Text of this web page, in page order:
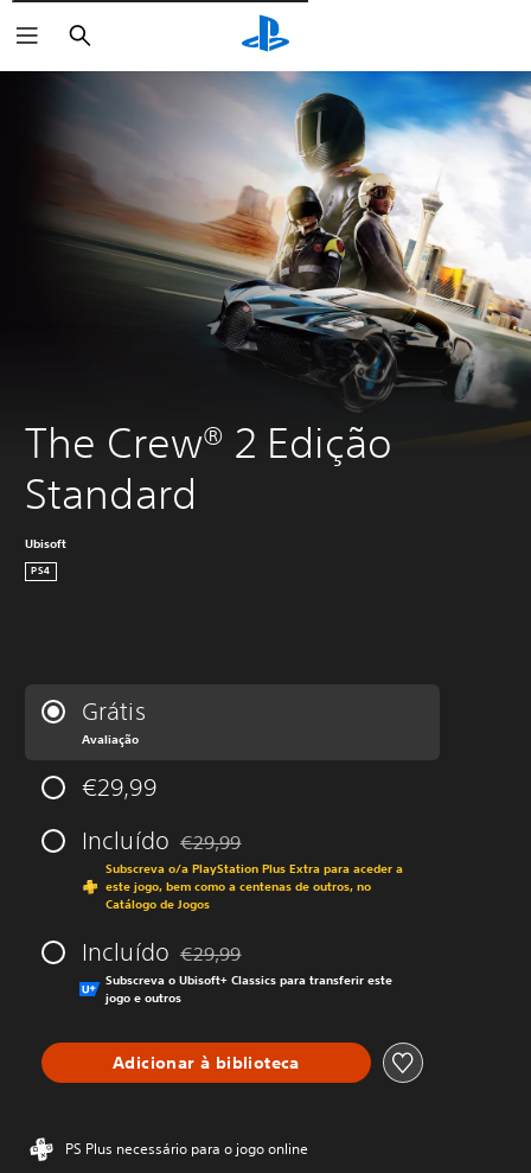
Pesquisar
The Crew® 2 Edição
Standard
Ubisoft
PS4
Grátis
Avaliação
€29,99
Incluído Com desconto em relação ao preço original
€29,99
Subscreva o/a PlayStation Plus Extra para aceder a
este jogo, bem como a centenas de outros, no
Catálogo de Jogos
Incluído Com desconto em relação ao preço original
€29,99
Subscreva o Ubisoft+ Classics para transferir este
jogo e outros
Adicionar à biblioteca
PS Plus necessário para o jogo online